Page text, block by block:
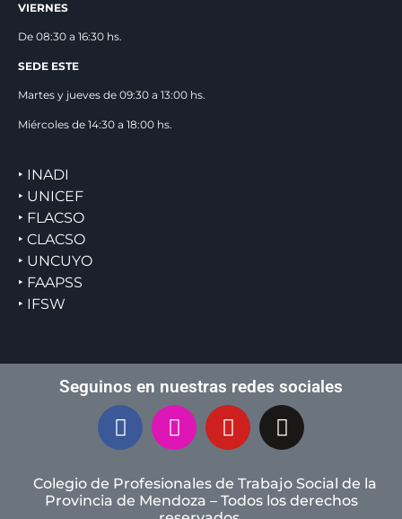
VIERNES
De 08:30 a 16:30 hs.
SEDE ESTE
Martes y jueves de 09:30 a 13:00 hs.
Miércoles de 14:30 a 18:00 hs.
‣ INADI
‣ UNICEF
‣ FLACSO
‣ CLACSO
‣ UNCUYO
‣ FAAPSS
‣ IFSW
Seguinos en nuestras redes sociales
Colegio de Profesionales de Trabajo Social de la
Provincia de Mendoza – Todos los derechos